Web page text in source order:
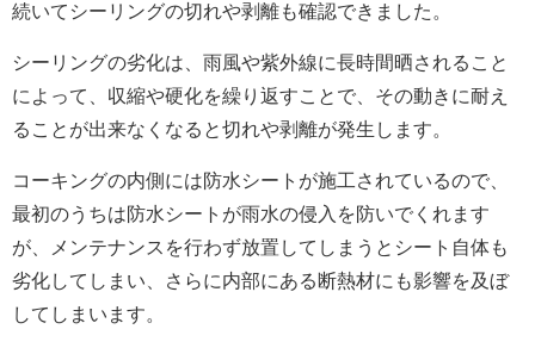
続いてシーリングの切れや剥離も確認できました。
シーリングの劣化は、雨風や紫外線に長時間晒されること
によって、収縮や硬化を繰り返すことで、その動きに耐え
ることが出来なくなると切れや剥離が発生します。
コーキングの内側には防水シートが施工されているので、
最初のうちは防水シートが雨水の侵入を防いでくれます
が、メンテナンスを行わず放置してしまうとシート自体も
劣化してしまい、さらに内部にある断熱材にも影響を及ぼ
してしまいます。